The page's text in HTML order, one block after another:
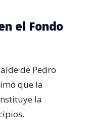
el Fondo
de Pedro
que la
la